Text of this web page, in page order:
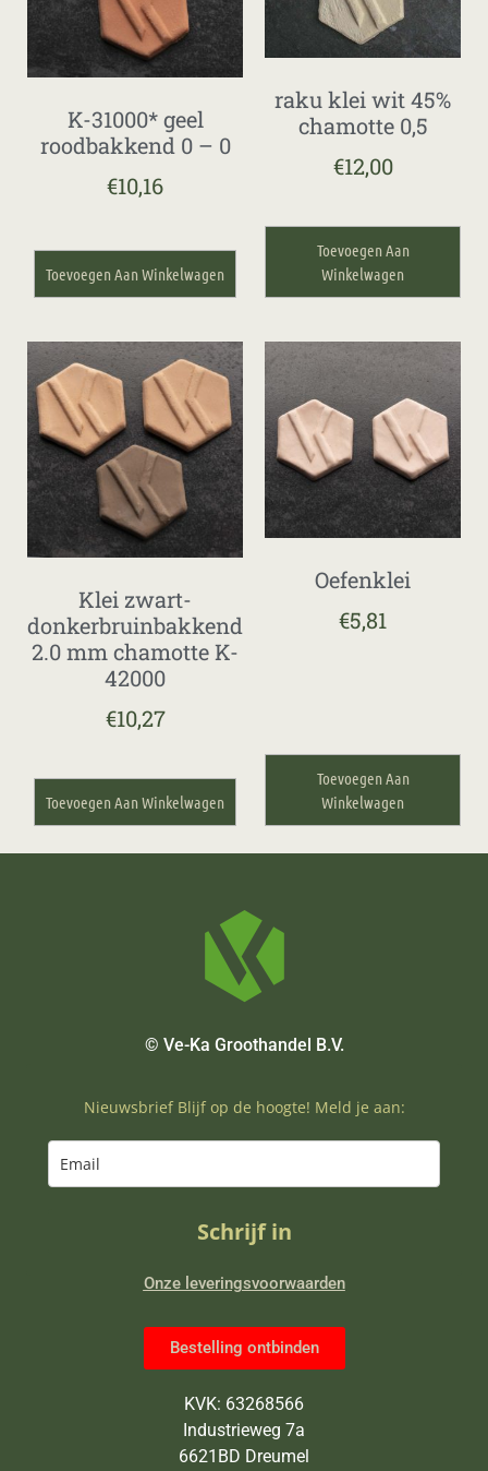
K-31000* geel
roodbakkend 0 – 0
€10,16
Toevoegen Aan Winkelwagen
raku klei wit 45%
chamotte 0,5
€12,00
Toevoegen Aan
Winkelwagen
Klei zwart-
donkerbruinbakkend
2.0 mm chamotte K-
42000
€10,27
Toevoegen Aan Winkelwagen
Oefenklei
€5,81
Toevoegen Aan
Winkelwagen
© Ve-Ka Groothandel B.V.
Nieuwsbrief Blijf op de hoogte! Meld je aan:
Schrijf in
Onze leveringsvoorwaarden
Bestelling ontbinden
KVK: 63268566
Industrieweg 7a
6621BD Dreumel